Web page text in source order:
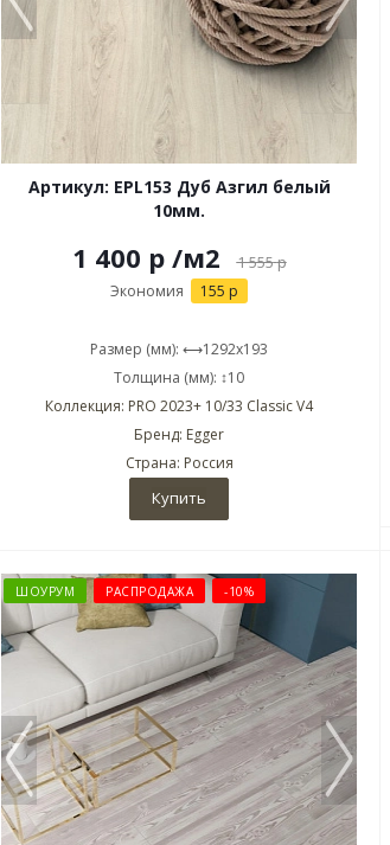
Артикул: EPL153 Дуб Азгил белый
10мм.
1 400 р /м2 1 555р
Экономия 155 р
Размер (мм): ⟷1292x193
Толщина (мм): ↕10
Коллекция: PRO 2023+ 10/33 Classic V4
Бренд: Egger
Страна: Россия
Купить
ШОУРУМ РАСПРОДАЖА -10%